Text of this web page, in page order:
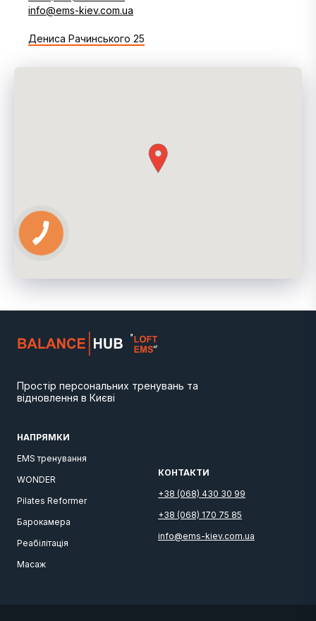
info@ems-kiev.com.ua
Дениса Рачинського 25
Простір персональних тренувань та
відновлення в Києві
НАПРЯМКИ
EMS тренування
WONDER
Pilates Reformer
Барокамера
Реабілітація
Масаж
КОНТАКТИ
+38 (068) 430 30 99
+38 (068) 170 75 85
info@ems-kiev.com.ua